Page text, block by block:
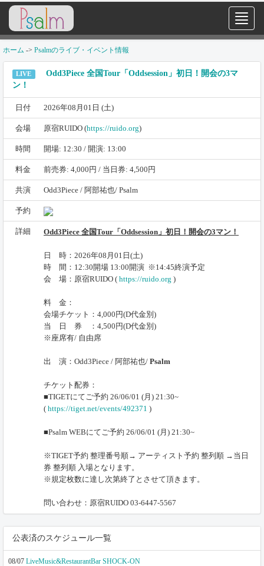
ホーム -> Psalmのライブ・イベント情報
LIVE
Odd3Piece 全国Tour「Oddsession」初日！開会の3マ
ン！
日付 2026年08月01日 (土)
会場 原宿RUIDO (https://ruido.org)
時間 開場: 12:30 / 開演: 13:00
料金 前売券: 4,000円 / 当日券: 4,500円
共演 Odd3Piece / 阿部祐也/ Psalm
予約
詳細 Odd3Piece 全国Tour「Oddsession」初日！開会の3マン！
日 時：2026年08月01日(土)
時 間：12:30開場 13:00開演 ※14:45終演予定
会 場：原宿RUIDO ( https://ruido.org )
料 金：
会場チケット：4,000円(D代金別)
当 日 券 ：4,500円(D代金別)
※座席有/ 自由席
出 演：Odd3Piece / 阿部祐也/ Psalm
チケット配券：
■TIGETにてご予約 26/06/01 (月) 21:30~
( https://tiget.net/events/492371 )
■Psalm WEBにてご予約 26/06/01 (月) 21:30~
※TIGET予約 整理番号順→ アーティスト予約 整列順 →当日
券 整列順 入場となります。
※規定枚数に達し次第終了とさせて頂きます。
問い合わせ：原宿RUIDO 03-6447-5567
公表済のスケジュール一覧
08/07 LiveMusic&RestaurantBar SHOCK-ON